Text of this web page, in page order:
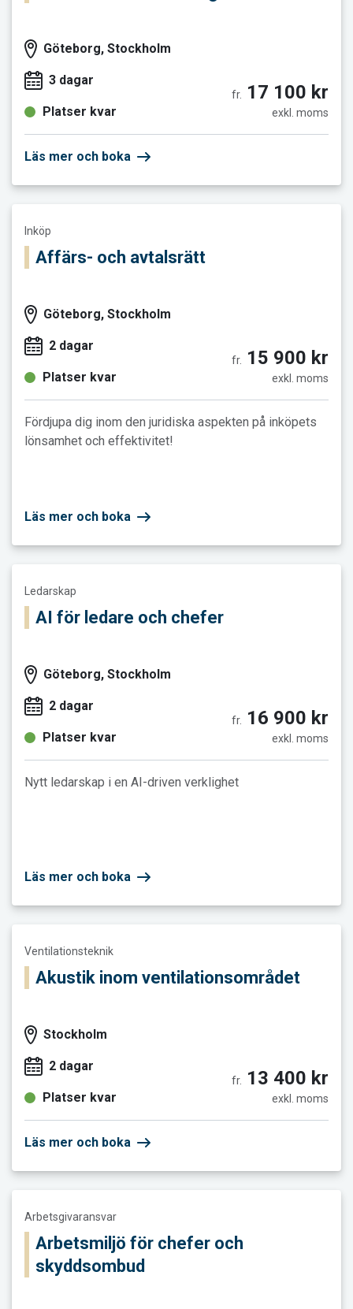
Göteborg, Stockholm
3 dagar
Platser kvar
fr. 17 100 kr
exkl. moms
Läs mer och boka
Inköp
Affärs- och avtalsrätt
Göteborg, Stockholm
2 dagar
Platser kvar
fr. 15 900 kr
exkl. moms
Fördjupa dig inom den juridiska aspekten på inköpets
lönsamhet och effektivitet!
Läs mer och boka
Ledarskap
AI för ledare och chefer
Göteborg, Stockholm
2 dagar
Platser kvar
fr. 16 900 kr
exkl. moms
Nytt ledarskap i en AI-driven verklighet
Läs mer och boka
Ventilationsteknik
Akustik inom ventilationsområdet
Stockholm
2 dagar
Platser kvar
fr. 13 400 kr
exkl. moms
Läs mer och boka
Arbetsgivaransvar
Arbetsmiljö för chefer och
skyddsombud